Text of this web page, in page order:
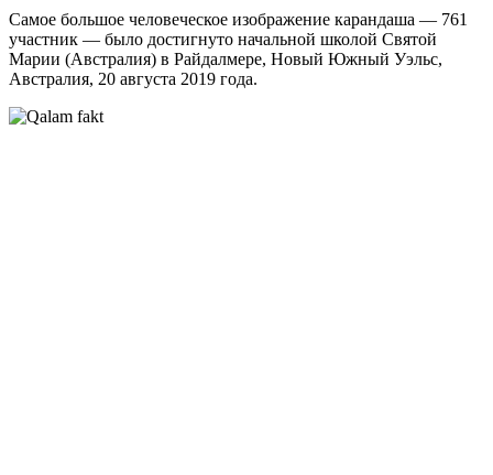
Самое большое человеческое изображение карандаша — 761
участник — было достигнуто начальной школой Святой
Марии (Австралия) в Райдалмере, Новый Южный Уэльс,
Австралия, 20 августа 2019 года.